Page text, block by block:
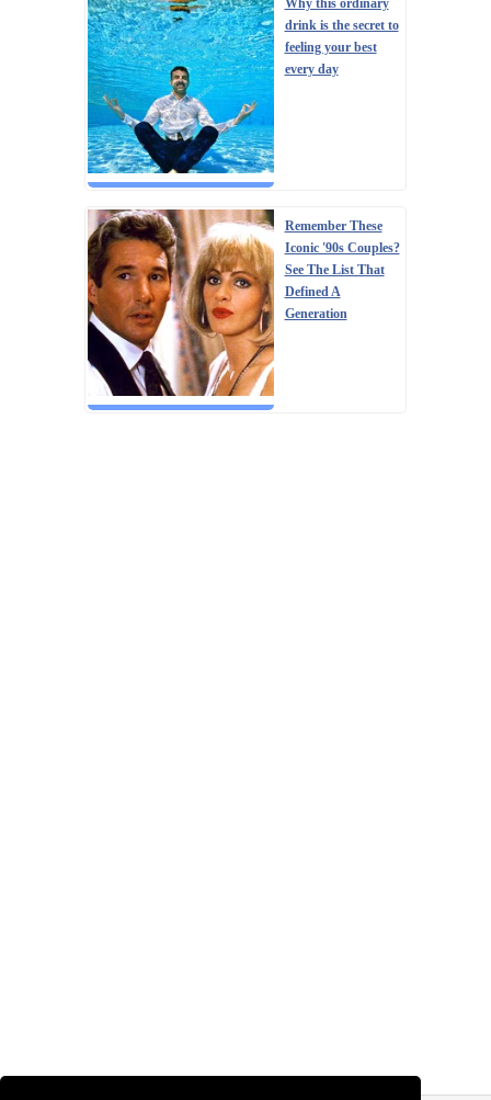
Why this ordinary
drink is the secret to
feeling your best
every day
Remember These
Iconic '90s Couples?
See The List That
Defined A
Generation